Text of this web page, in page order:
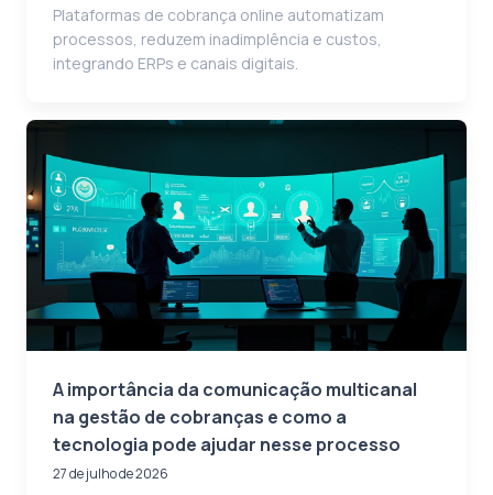
Plataformas de cobrança online automatizam
processos, reduzem inadimplência e custos,
integrando ERPs e canais digitais.
A importância da comunicação multicanal
na gestão de cobranças e como a
tecnologia pode ajudar nesse processo
27 de julho de 2026